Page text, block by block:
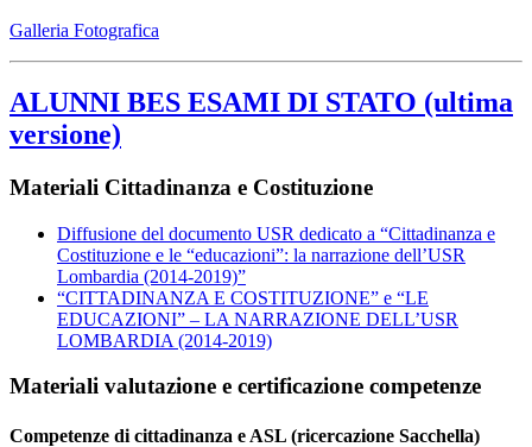
Galleria Fotografica
ALUNNI BES ESAMI DI STATO (ultima
versione)
Materiali Cittadinanza e Costituzione
Diffusione del documento USR dedicato a “Cittadinanza e
Costituzione e le “educazioni”: la narrazione dell’USR
Lombardia (2014-2019)”
“CITTADINANZA E COSTITUZIONE” e “LE
EDUCAZIONI” – LA NARRAZIONE DELL’USR
LOMBARDIA (2014-2019)
Materiali valutazione e certificazione competenze
Competenze di cittadinanza e ASL (ricercazione Sacchella)